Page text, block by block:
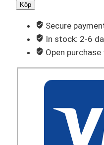
Köp
Secure
In stock: 2-6
Open